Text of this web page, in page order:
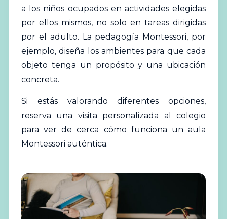
a los niños ocupados en actividades elegidas
por ellos mismos, no solo en tareas dirigidas
por el adulto. La pedagogía Montessori, por
ejemplo, diseña los ambientes para que cada
objeto tenga un propósito y una ubicación
concreta.
Si estás valorando diferentes opciones,
reserva una visita personalizada al colegio
para ver de cerca cómo funciona un aula
Montessori auténtica.